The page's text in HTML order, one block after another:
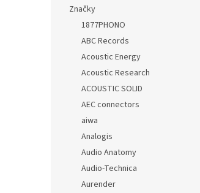
Značky
1877PHONO
ABC Records
Acoustic Energy
Acoustic Research
ACOUSTIC SOLID
AEC connectors
aiwa
Analogis
Audio Anatomy
Audio-Technica
Aurender